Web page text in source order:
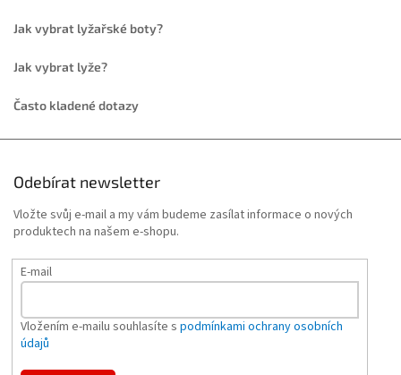
Jak vybrat lyžařské boty?
Jak vybrat lyže?
Často kladené dotazy
Odebírat newsletter
Vložte svůj e-mail a my vám budeme zasílat informace o nových
produktech na našem e-shopu.
E-mail
Vložením e-mailu souhlasíte s podmínkami ochrany osobních
údajů